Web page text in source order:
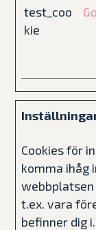
test_coo
kie
Cookies för
komma ihåg
t.ex. vara
befinner dig i.